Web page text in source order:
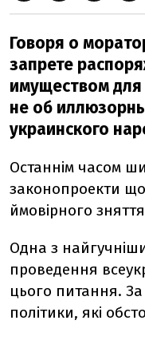
Говоря о
запрете
имуществом
не об
украинского
Останнім часом
законопроекти
ймовірного
Одна з
проведення
цього питання.
політики, які